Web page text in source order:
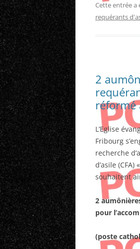
Cette entrée a
requérants
2
réformé
L’Eglise
Fribourg
recherche
d’asile
souhaitent
2
pour
(poste